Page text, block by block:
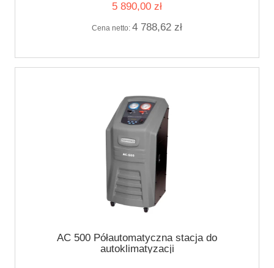
5 890,00 zł
Cena netto: 4 788,62 zł
AC 500 Półautomatyczna stacja do
autoklimatyzacji